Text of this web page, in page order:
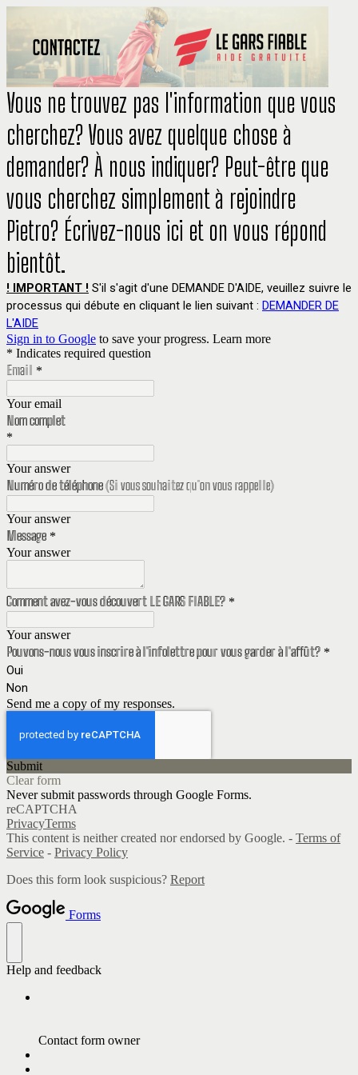
Vous ne trouvez pas l'information que vous
cherchez? Vous avez quelque chose à
demander? À nous indiquer? Peut-être que
vous cherchez simplement à rejoindre
Pietro? Écrivez-nous ici et on vous répond
bientôt.
! IMPORTANT ! S'il s'agit d'une DEMANDE D'AIDE, veuillez suivre le
processus qui débute en cliquant le lien suivant : DEMANDER DE
L'AIDE
Sign in to Google to save your progress. Learn more
* Indicates required question
Email *
Your email
Nom complet
*
Your answer
Numéro de téléphone(Si vous souhaitez qu'on vous rappelle)
Your answer
Message *
Your answer
Comment avez-vous découvert LE GARS FIABLE? *
Your answer
Pouvons-nous vous inscrire à l'infolettre pour vous garder à l'affût? *
Oui
Non
Send me a copy of my responses.
Submit
Clear form
Never submit passwords through Google Forms.
reCAPTCHA
PrivacyTerms
This content is neither created nor endorsed by Google. - Terms of
Service - Privacy Policy
Does this form look suspicious? Report
Forms
Help and feedback
Contact form owner